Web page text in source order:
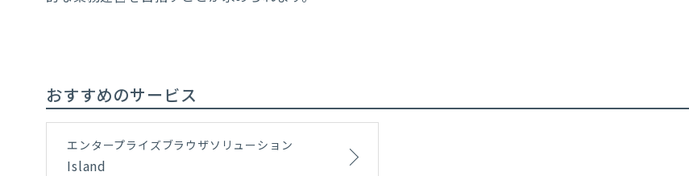
おすすめのサービス
エンタープライズブラウザソリューション
Island